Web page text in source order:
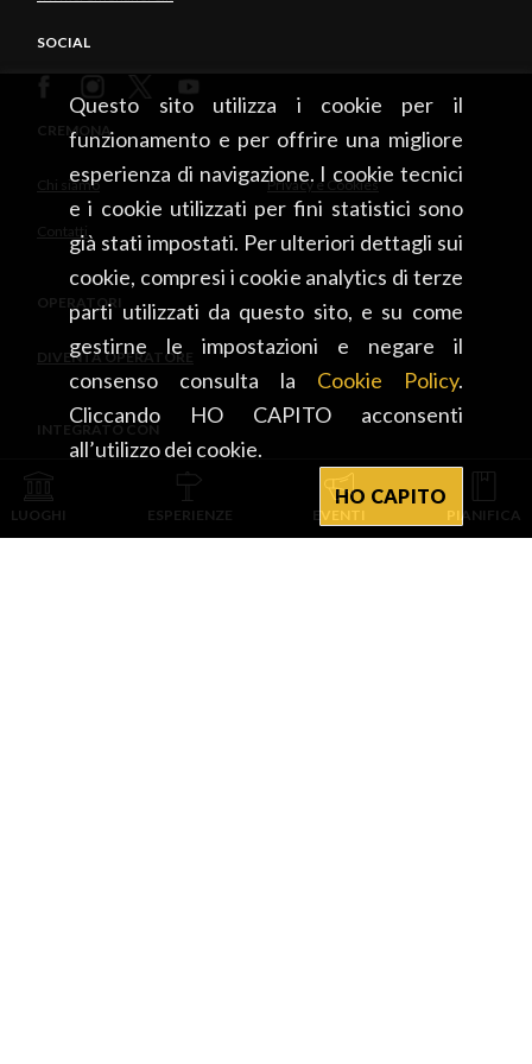
Questo sito utilizza i cookie per il
funzionamento e per offrire una migliore
esperienza di navigazione. I cookie tecnici
e i cookie utilizzati per fini statistici sono
già stati impostati. Per ulteriori dettagli sui
cookie, compresi i cookie analytics di terze
parti utilizzati da questo sito, e su come
gestirne le impostazioni e negare il
consenso consulta la Cookie Policy.
Cliccando HO CAPITO acconsenti
all’utilizzo dei cookie.
HO CAPITO
Attenzione, non si possono utilizzare i sedili
contrassegnati da segnali ben visibili nonché gli
ascensori di metropolitana e stazioni ferroviarie
destinati in via prioritaria alle persone con ridotta
mobilità.
Se vi muovete con biciclette pieghevoli,
monopattini e altri mezzi di micromobilità
elettrica, potete portarli sui mezzi.
Un consiglio in più: avere già il biglietto o
l’abbonamento, utilizzando SMS o app per
smartphone dei servizi di trasporto pubblico servirà
a velocizzare il tragitto, a evitare file e
raggruppamenti di persone, a informarsi sullo stato
della circolazione e l’affollamento dei mezzi.
SOCIAL
CREMONA
Chi siamo Privacy e Cookies
Contatti
OPERATORI
DIVENTA OPERATORE
INTEGRATO CON
LUOGHI ESPERIENZE EVENTI PIANIFICA